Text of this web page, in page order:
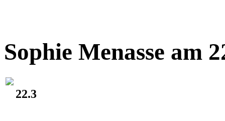
Sophie Menasse am
22.3